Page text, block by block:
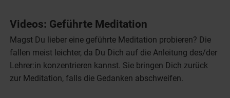
Videos: Geführte Meditation
Magst Du lieber eine geführte Meditation probieren? Die
fallen meist leichter, da Du Dich auf die Anleitung des/der
Lehrer:in konzentrieren kannst. Sie bringen Dich zurück
zur Meditation, falls die Gedanken abschweifen.